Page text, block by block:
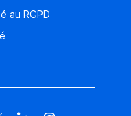
au RGPD